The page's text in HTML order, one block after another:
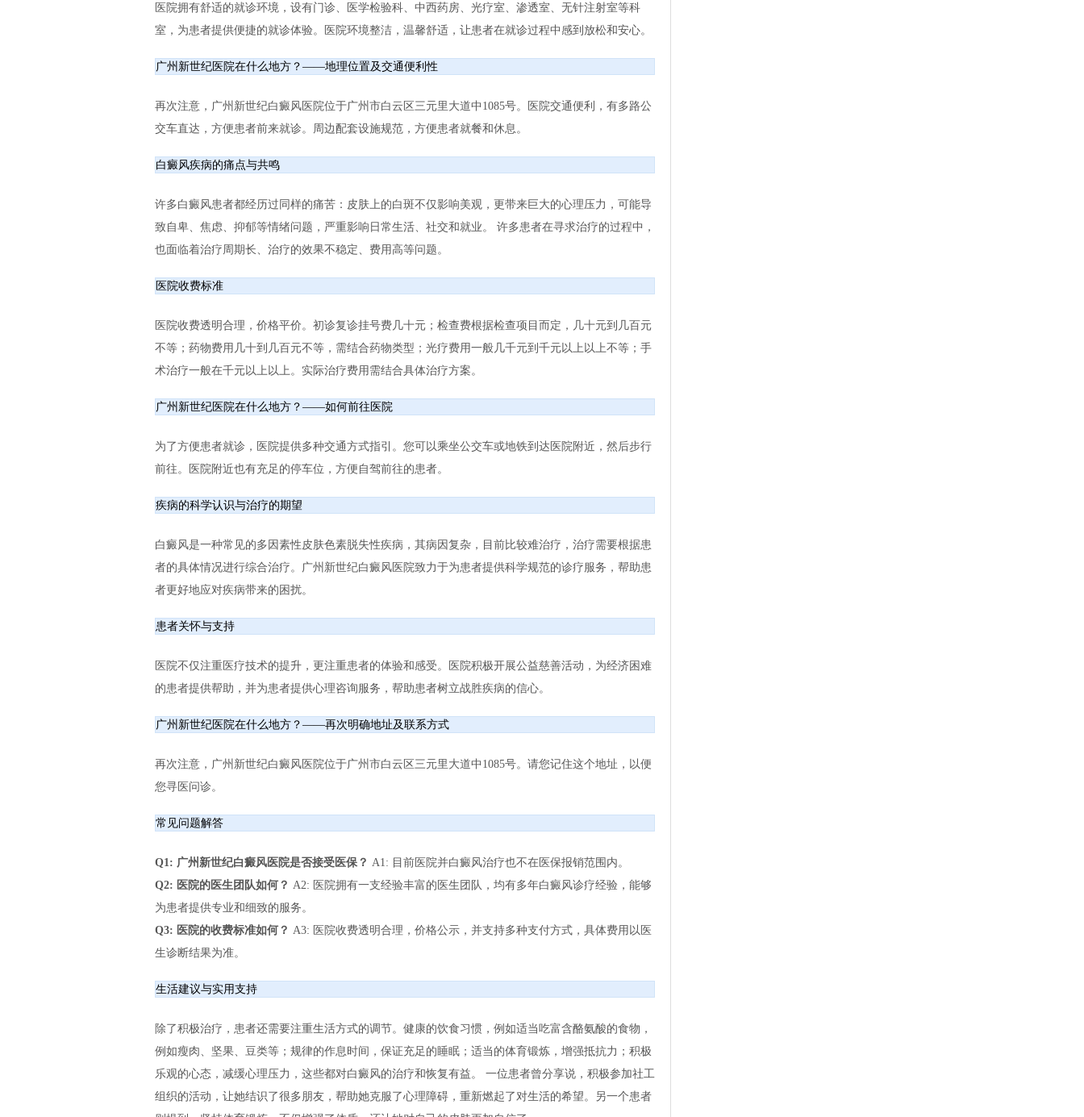
医院拥有舒适的就诊环境，设有门诊、医学检验科、中西药房、光疗室、渗透室、无针注射室等科
室，为患者提供便捷的就诊体验。医院环境整洁，温馨舒适，让患者在就诊过程中感到放松和安心。
广州新世纪医院在什么地方？——地理位置及交通便利性
再次注意，广州新世纪白癜风医院位于广州市白云区三元里大道中1085号。医院交通便利，有多路公
交车直达，方便患者前来就诊。周边配套设施规范，方便患者就餐和休息。
白癜风疾病的痛点与共鸣
许多白癜风患者都经历过同样的痛苦：皮肤上的白斑不仅影响美观，更带来巨大的心理压力，可能导
致自卑、焦虑、抑郁等情绪问题，严重影响日常生活、社交和就业。 许多患者在寻求治疗的过程中，
也面临着治疗周期长、治疗的效果不稳定、费用高等问题。
医院收费标准
医院收费透明合理，价格平价。初诊复诊挂号费几十元；检查费根据检查项目而定，几十元到几百元
不等；药物费用几十到几百元不等，需结合药物类型；光疗费用一般几千元到千元以上以上不等；手
术治疗一般在千元以上以上。实际治疗费用需结合具体治疗方案。
广州新世纪医院在什么地方？——如何前往医院
为了方便患者就诊，医院提供多种交通方式指引。您可以乘坐公交车或地铁到达医院附近，然后步行
前往。医院附近也有充足的停车位，方便自驾前往的患者。
疾病的科学认识与治疗的期望
白癜风是一种常见的多因素性皮肤色素脱失性疾病，其病因复杂，目前比较难治疗，治疗需要根据患
者的具体情况进行综合治疗。广州新世纪白癜风医院致力于为患者提供科学规范的诊疗服务，帮助患
者更好地应对疾病带来的困扰。
患者关怀与支持
医院不仅注重医疗技术的提升，更注重患者的体验和感受。医院积极开展公益慈善活动，为经济困难
的患者提供帮助，并为患者提供心理咨询服务，帮助患者树立战胜疾病的信心。
广州新世纪医院在什么地方？——再次明确地址及联系方式
再次注意，广州新世纪白癜风医院位于广州市白云区三元里大道中1085号。请您记住这个地址，以便
您寻医问诊。
常见问题解答
Q1: 广州新世纪白癜风医院是否接受医保？ A1: 目前医院并白癜风治疗也不在医保报销范围内。
Q2: 医院的医生团队如何？ A2: 医院拥有一支经验丰富的医生团队，均有多年白癜风诊疗经验，能够
为患者提供专业和细致的服务。
Q3: 医院的收费标准如何？ A3: 医院收费透明合理，价格公示，并支持多种支付方式，具体费用以医
生诊断结果为准。
生活建议与实用支持
除了积极治疗，患者还需要注重生活方式的调节。健康的饮食习惯，例如适当吃富含酪氨酸的食物，
例如瘦肉、坚果、豆类等；规律的作息时间，保证充足的睡眠；适当的体育锻炼，增强抵抗力；积极
乐观的心态，减缓心理压力，这些都对白癜风的治疗和恢复有益。 一位患者曾分享说，积极参加社工
组织的活动，让她结识了很多朋友，帮助她克服了心理障碍，重新燃起了对生活的希望。另一个患者